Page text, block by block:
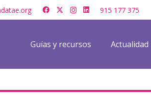
915 177 375
Guías y recursos Actualidad